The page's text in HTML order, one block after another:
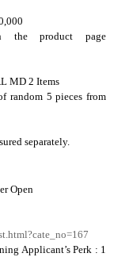
the product page
MD 2 Items
random 5 pieces from
separately.
Open
Applicant’s Perk : 1